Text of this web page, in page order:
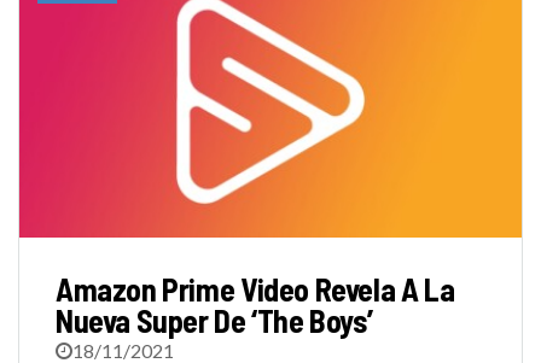
Amazon Prime Video Revela A La
Nueva Super De ‘The Boys’
18/11/2021